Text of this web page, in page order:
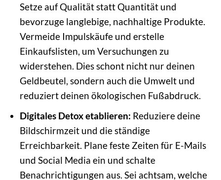
Setze auf Qualität statt Quantität und
bevorzuge langlebige, nachhaltige Produkte.
Vermeide Impulskäufe und erstelle
Einkaufslisten, um Versuchungen zu
widerstehen. Dies schont nicht nur deinen
Geldbeutel, sondern auch die Umwelt und
reduziert deinen ökologischen Fußabdruck.
Digitales Detox etablieren: Reduziere deine
Bildschirmzeit und die ständige
Erreichbarkeit. Plane feste Zeiten für E-Mails
und Social Media ein und schalte
Benachrichtigungen aus. Sei achtsam, welche